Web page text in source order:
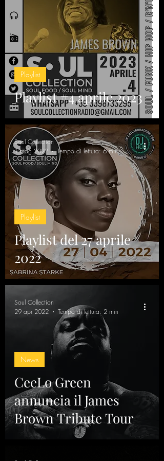
Playlist #4 aprile 2023
Playlist
Playlist del 27 aprile
2022
Playlist
Soul Collection
1 mag 2022
Tempo di lettura: 6 min
CeeLo Green
annuncia il James
Brown Tribute Tour
News
Soul Collection
29 apr 2022
Tempo di lettura: 2 min